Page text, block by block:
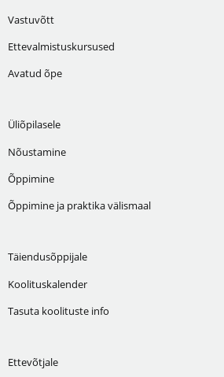
Vastuvõtt
Ettevalmistuskursused
Avatud õpe
Üliõpilasele
Nõustamine
Õppimine
Õppimine ja praktika välismaal
Täiendusõppijale
Koolituskalender
Tasuta koolituste info
Ettevõtjale